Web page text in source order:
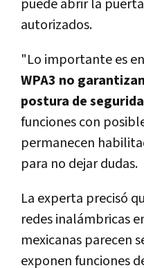
puede abrir la
autorizados.
"Lo importante es
WPA3 no
postura de
funciones con
permanecen
para no dejar dudas.
La experta precisó
redes inalámbricas
mexicanas parecen
exponen funciones